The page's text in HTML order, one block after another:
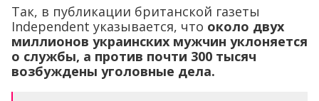
Так, в публикации британской газеты
Independent указывается, что около двух
миллионов украинских мужчин уклоняется
о службы, а против почти 300 тысяч
возбуждены уголовные дела.